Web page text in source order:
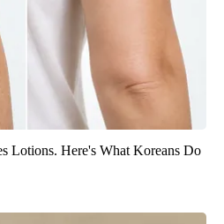
Lotions. Here's What Koreans Do